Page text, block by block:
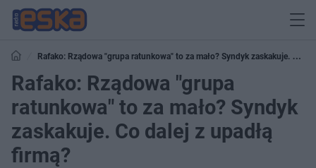
Rafako: Rządowa "grupa ratunkowa" to za mało? Syndyk zaskakuje. Co
dalej z upadłą firmą?
Rafako: Rządowa "grupa
ratunkowa" to za mało? Syndyk
zaskakuje. Co dalej z upadłą
firmą?